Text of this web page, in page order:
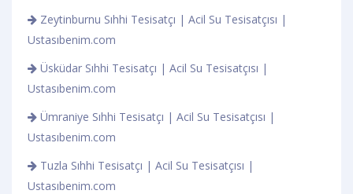
Zeytinburnu Sıhhi Tesisatçı | Acil Su Tesisatçısı |
Ustasıbenim.com
Üsküdar Sıhhi Tesisatçı | Acil Su Tesisatçısı |
Ustasıbenim.com
Ümraniye Sıhhi Tesisatçı | Acil Su Tesisatçısı |
Ustasıbenim.com
Tuzla Sıhhi Tesisatçı | Acil Su Tesisatçısı |
Ustasıbenim.com